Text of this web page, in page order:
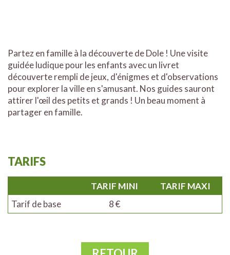
Partez en famille à la découverte de Dole ! Une visite
guidée ludique pour les enfants avec un livret
découverte rempli de jeux, d'énigmes et d'observations
pour explorer la ville en s'amusant. Nos guides sauront
attirer l'œil des petits et grands ! Un beau moment à
partager en famille.
TARIFS
TARIF MINI
TARIF MAXI
Tarif de base
8 €